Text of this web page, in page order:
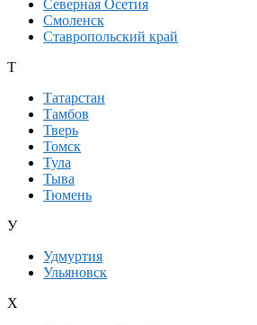
Северная Осетия
Смоленск
Ставропольский край
Т
Татарстан
Тамбов
Тверь
Томск
Тула
Тыва
Тюмень
У
Удмуртия
Ульяновск
Х